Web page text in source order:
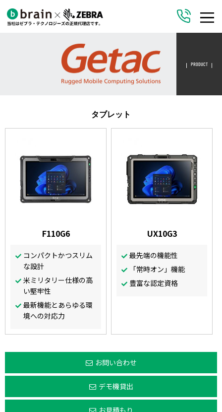
PRODUCT
タブレット
F110G6
コンパクトかつスリム
な設計
米ミリタリー仕様の高
い堅牢性
最新機能とあらゆる環
境への対応力
UX10G3
最先端の機能性
「常時オン」機能
豊富な認定資格
お問い合わせ
デモ機貸出
お見積もり